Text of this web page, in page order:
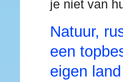
je niet van
Natuur,
een
eigen land